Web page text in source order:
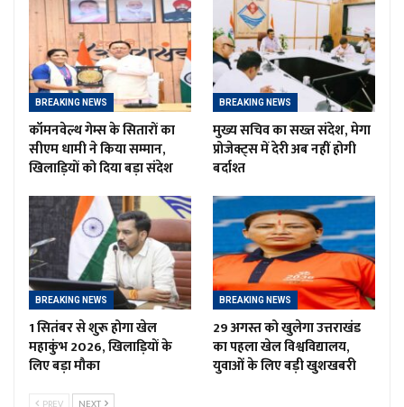
BREAKING NEWS
कॉमनवेल्थ गेम्स के सितारों का
सीएम धामी ने किया सम्मान,
खिलाड़ियों को दिया बड़ा संदेश
BREAKING NEWS
मुख्य सचिव का सख्त संदेश, मेगा
प्रोजेक्ट्स में देरी अब नहीं होगी
बर्दाश्त
BREAKING NEWS
1 सितंबर से शुरू होगा खेल
महाकुंभ 2026, खिलाड़ियों के
लिए बड़ा मौका
BREAKING NEWS
29 अगस्त को खुलेगा उत्तराखंड
का पहला खेल विश्वविद्यालय,
युवाओं के लिए बड़ी खुशखबरी